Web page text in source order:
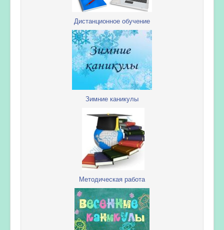
Дистанционное обучение
Зимние каникулы
Методическая работа